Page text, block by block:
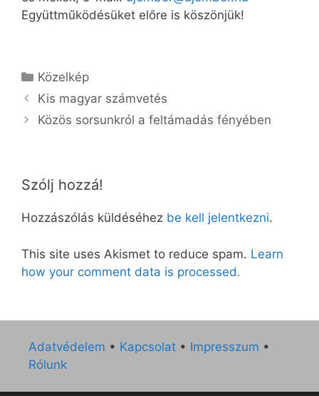
Együttműködésüket előre is köszönjük!
Kategória
Közelkép
Kis magyar számvetés
Közös sorsunkról a feltámadás fényében
Szólj hozzá!
Hozzászólás küldéséhez be kell jelentkezni.
This site uses Akismet to reduce spam. Learn
how your comment data is processed.
Adatvédelem • Kapcsolat • Impresszum •
Rólunk